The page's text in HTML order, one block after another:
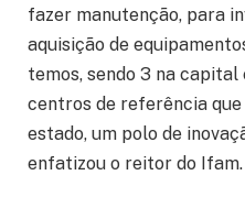
fazer manutenção, para
aquisição de
temos, sendo 3 na
centros de referência
estado, um polo de
enfatizou o reitor do Ifam.